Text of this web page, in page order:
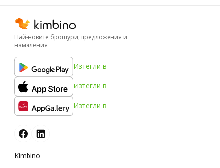
Най-новите брошури, предложения и
намаления
Изтегли в
Изтегли в
Изтегли в
Kimbino